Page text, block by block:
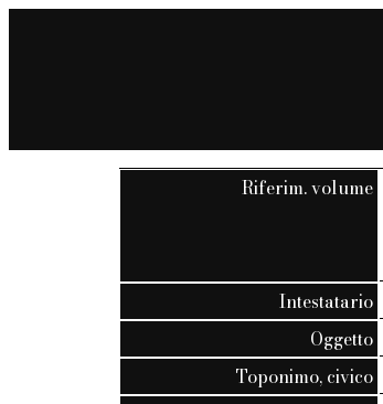
Riferim. volume
Intestatario
Oggetto
Toponimo, civico